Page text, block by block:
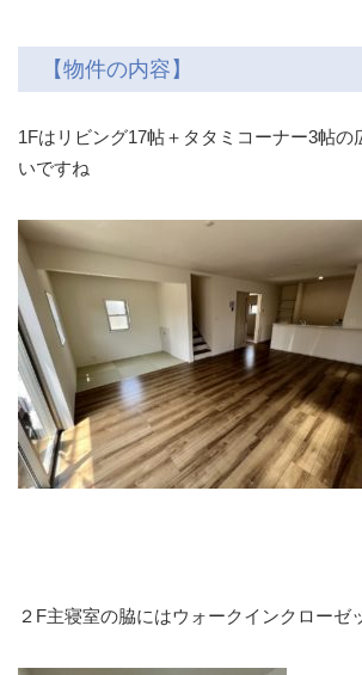
【物件の内容】
1Fはリビング17帖＋タタミコーナー3帖の
いですね
２F主寝室の脇にはウォークインクローゼ